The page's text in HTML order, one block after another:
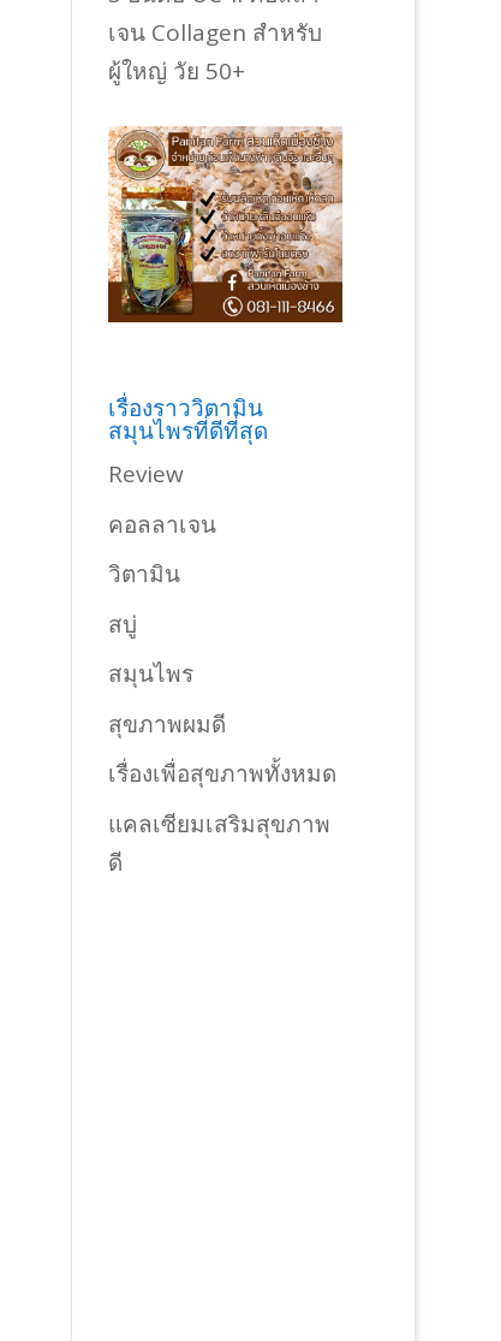
เจน Collagen สำหรับ
ผู้ใหญ่ วัย 50+
เรื่องราววิตามิน
สมุนไพรที่ดีที่สุด
Review
คอลลาเจน
วิตามิน
สบู่
สมุนไพร
สุขภาพผมดี
เรื่องเพื่อสุขภาพทั้งหมด
แคลเซียมเสริมสุขภาพ
ดี